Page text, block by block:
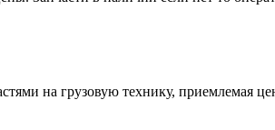
на грузовую технику, приемлемая